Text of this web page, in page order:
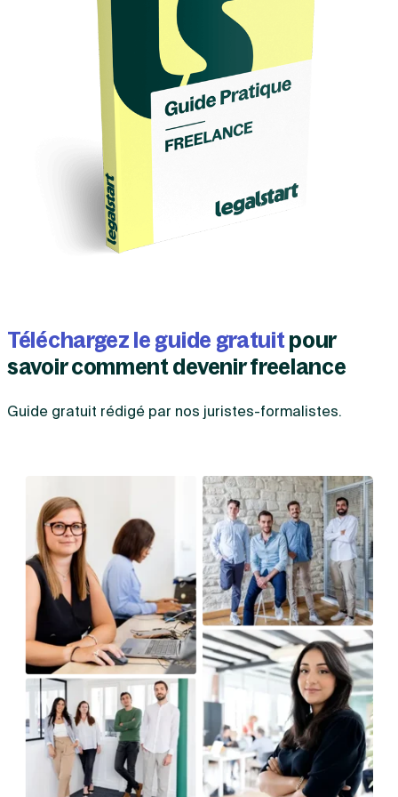
SASU .
oreille pourrait se retourner contre vous !
Téléchargez le guide gratuitpour
savoir comment devenir freelance
Guide gratuit rédigé par nos juristes-formalistes.